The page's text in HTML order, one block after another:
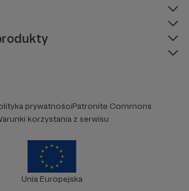
prywatnościPatronite Commons
korzystania z serwisu
Unia Europejska